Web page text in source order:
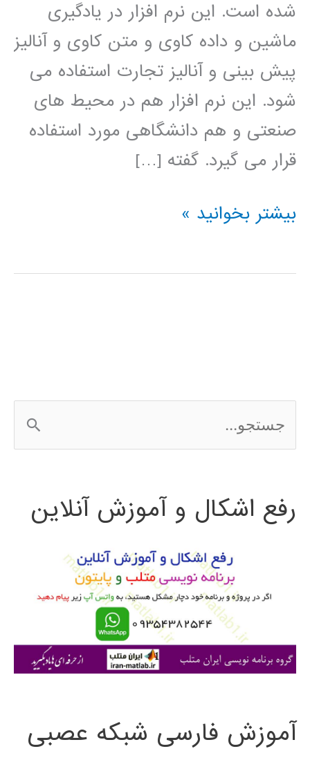
شده است. این نرم افزار در یادگیری
ماشین و داده کاوی و متن کاوی و آنالیز
پیش بینی و آنالیز تجارت استفاده می
شود. این نرم افزار هم در محیط های
صنعتی و هم دانشگاهی مورد استفاده
قرار می گیرد. گفته […]
فيلم
رپيدماينر
بیشتر بخوانید »
س
ج
ی
رفع اشکال و آموزش آنلاین
آموزش فارسی شبکه عصبی